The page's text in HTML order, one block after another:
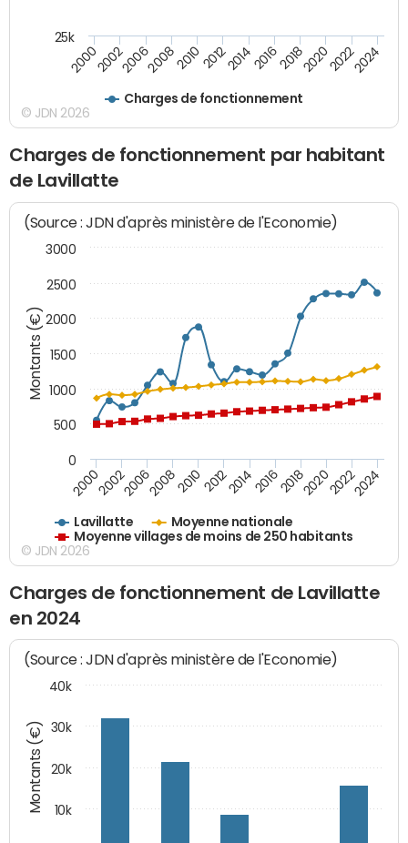
Charges de fonctionnement
200020022006200820102012201420162018202020222024
25k
© JDN 2026
Charges de fonctionnement par habitant
de Lavillatte
Montants (€)
(Source : JDN d'après ministère de l'Economie)
Lavillatte
Moyenne nationale
Moyenne villages de moins de 250 habitants
200020022006200820102012201420162018202020222024
0
500
1000
1500
2000
2500
3000
© JDN 2026
Charges de fonctionnement de Lavillatte
en 2024
Montants (€)
(Source : JDN d'après ministère de l'Economie)
10k
20k
30k
40k